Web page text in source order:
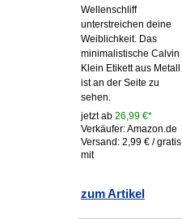
Wellenschliff
unterstreichen deine
Weiblichkeit. Das
minimalistische Calvin
Klein Etikett aus Metall
ist an der Seite zu
sehen.
jetzt ab 26,99 €*
Verkäufer: Amazon.de
Versand: 2,99 € / gratis
mit
zum Artikel